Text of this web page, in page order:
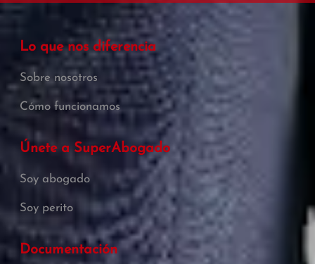
Lo que nos diferencia
Sobre nosotros
Cómo funcionamos
Únete a SuperAbogado
Soy abogado
Soy perito
Documentación